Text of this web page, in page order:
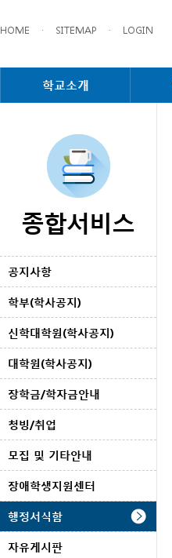
HOME · SITEMAP · LOGIN
학교소개
종합서비스
공지사항
학부(학사공지)
신학대학원(학사공지)
대학원(학사공지)
장학금/학자금안내
청빙/취업
모집 및 기타안내
장애학생지원센터
행정서식함
자유게시판